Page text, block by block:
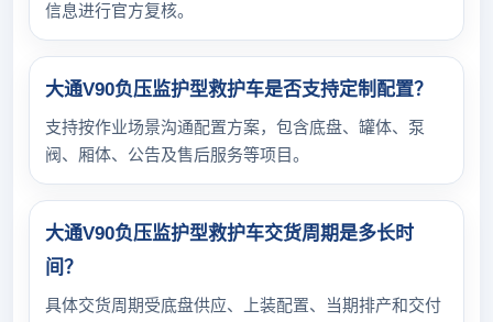
信息进行官方复核。
大通V90负压监护型救护车是否支持定制配置？
支持按作业场景沟通配置方案，包含底盘、罐体、泵
阀、厢体、公告及售后服务等项目。
大通V90负压监护型救护车交货周期是多长时
间？
具体交货周期受底盘供应、上装配置、当期排产和交付